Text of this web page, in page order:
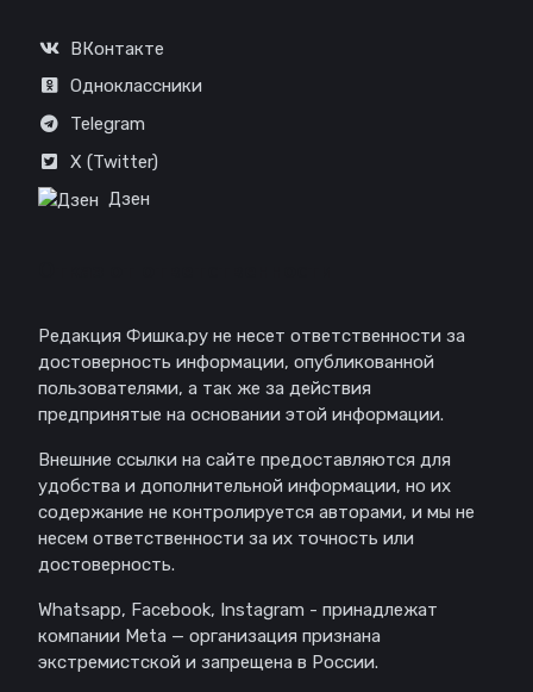
ВКонтакте
Одноклассники
Telegram
X (Twitter)
Дзен
Редакция Фишка.ру не несет ответственности за
достоверность информации, опубликованной
пользователями, а так же за действия
предпринятые на основании этой информации.
Внешние ссылки на сайте предоставляются для
удобства и дополнительной информации, но их
содержание не контролируется авторами, и мы не
несем ответственности за их точность или
достоверность.
Whatsapp, Facebook, Instagram - принадлежат
компании Meta — организация признана
экстремистской и запрещена в России.